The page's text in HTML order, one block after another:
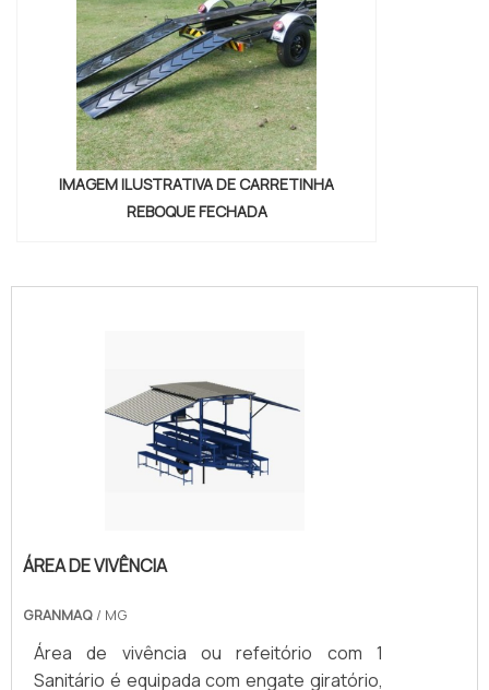
IMAGEM ILUSTRATIVA DE CARRETINHA
REBOQUE FECHADA
ÁREA DE VIVÊNCIA
GRANMAQ / MG
Área de vivência ou refeitório com 1
Sanitário é equipada com engate giratório,